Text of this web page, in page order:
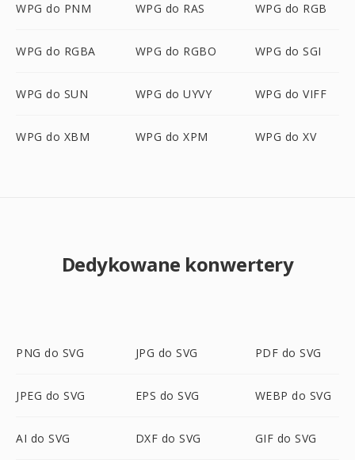
WPG do PNM WPG do RAS WPG do RGB
WPG do RGBA WPG do RGBO WPG do SGI
WPG do SUN WPG do UYVY WPG do VIFF
WPG do XBM WPG do XPM WPG do XV
Dedykowane konwertery
PNG do SVG JPG do SVG PDF do SVG
JPEG do SVG EPS do SVG WEBP do SVG
AI do SVG DXF do SVG GIF do SVG